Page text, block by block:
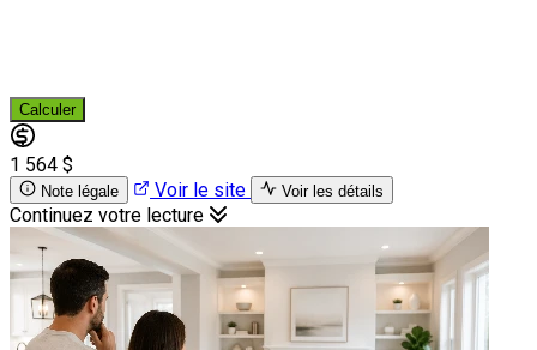
Calculer
1 564 $
Note légale Voir le site Voir les détails
Continuez votre lecture